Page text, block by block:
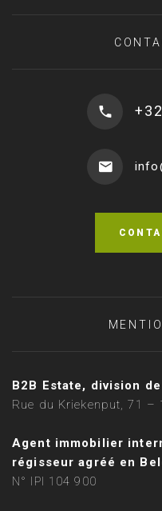
B2B Estate, division
Rue du Kriekenput, 71 –
Agent immobilier
régisseur agréé en
N° IPI 104 900